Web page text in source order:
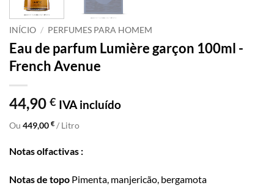
INÍCIO / PERFUMES PARA HOMEM
Eau de parfum Lumière garçon 100ml -
French Avenue
44,90 € IVA incluído
Ou 449,00 € / Litro
Notas olfactivas :
Notas de topo Pimenta, manjericão, bergamota